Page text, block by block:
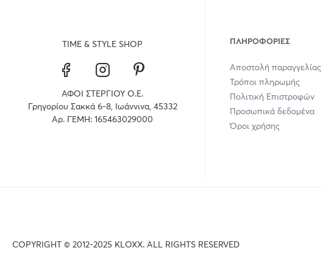
TIME & STYLE SHOP
ΑΦΟΙ ΣΤΕΡΓΙΟΥ Ο.Ε.
Γρηγορίου Σακκά 6-8, Ιωάννινα, 45332
Αρ. ΓΕΜΗ: 165463029000
ΠΛΗΡΟΦΟΡΊΕΣ
Αποστολή παραγγελίας
Τρόποι πληρωμής
Πολιτική Επιστροφών
Προσωπικά δεδομένα
Όροι χρήσης
COPYRIGHT © 2012-2025 KLOXX. ALL RIGHTS RESERVED